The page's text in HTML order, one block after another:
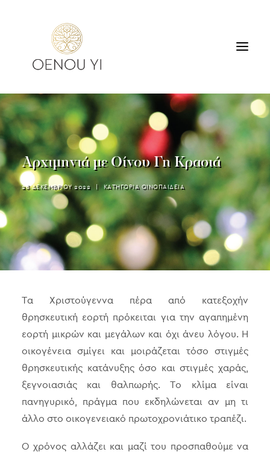
ΟΙΝΟΠΟΙΕΙΟ
ΠΡΟΪΟΝΤΑ
ΠΕΡΙΗΓΗΣΕΙΣ & ΓΕΥΣΙΓΝΩΣΙΑ
ΔΙΑΜΟΝΗ
ΕΠΙΚΟΙΝΩΝΙΑ
SEARCH
Αρχιμηνιά με Οίνου Γη Κρασιά
28 ΔΕΚΕΜΒΡΙΟΥ 2022 | ΚΑΤΗΓΟΡΙΑ ΟΙΝΟΠΑΙΔΕΙΑ
Τα Χριστούγεννα πέρα από κατεξοχήν
θρησκευτική εορτή πρόκειται για την αγαπημένη
εορτή μικρών και μεγάλων και όχι άνευ λόγου. Η
οικογένεια σμίγει και μοιράζεται τόσο στιγμές
θρησκευτικής κατάνυξης όσο και στιγμές χαράς,
ξεγνοιασιάς και θαλπωρής. Το κλίμα είναι
πανηγυρικό, πράγμα που εκδηλώνεται αν μη τι
άλλο στο οικογενειακό πρωτοχρονιάτικο τραπέζι.
Ο χρόνος αλλάζει και μαζί του προσπαθούμε να